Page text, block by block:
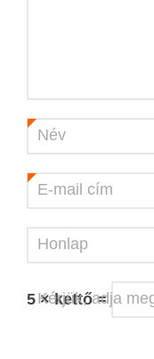
Név
E-mail cím
Honlap
Kérjük, adja
5 × kettő =